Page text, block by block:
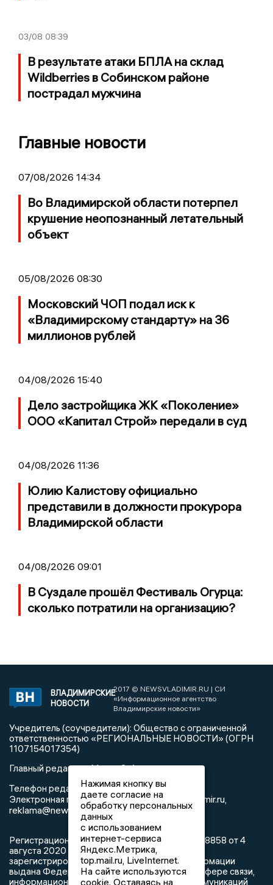
03/08 08:39
В результате атаки БПЛА на склад
Wildberries в Собинском районе
пострадал мужчина
Главные новости
07/08/2026 14:34
Во Владимирской области потерпел
крушение неопознанный летательный
объект
05/08/2026 08:30
Московский ЧОП подал иск к
«Владимирскому стандарту» на 36
миллионов рублей
04/08/2026 15:40
Дело застройщика ЖК «Поколение»
ООО «Капитал Строй» передали в суд
04/08/2026 11:36
Юлию Калистову официально
представили в должности прокурора
Владимирской области
04/08/2026 09:01
В Суздале прошёл Фестиваль Огурца:
сколько потратили на организацию?
ВЛАДИМИРСКИЕ
НОВОСТИ
2017 © NEWSVLADIMIR.RU | СИ
«Информационное агентство
Владимирские новости»
Учредитель (соучредители): Общество с ограниченной
ответственностью «РЕГИОНАЛЬНЫЕ НОВОСТИ» (ОГРН
1107154017354)
Главный редактор: Мазов С. А.
Телефон редакции:8 (4922) 666916
Электронная почта редакции:info@newsvladimir.ru
reklama@newsvladimir.ru
Регистрационный номер: серия Эл № ФС77-78858 от 4
августа 2020 г. согласно выписке из реестра
зарегистрированных средств массовой информации
выдана Федеральной службой по надзору в сфере связи,
информационных технологий и массовых коммуникаций
Нажимая кнопку вы
даете согласие на
обработку персональных
данных
с использованием
интернет-сервиса
Яндекс.Метрика,
top.mail.ru, LiveInternet.
На сайте используются
cookie. Оставаясь на